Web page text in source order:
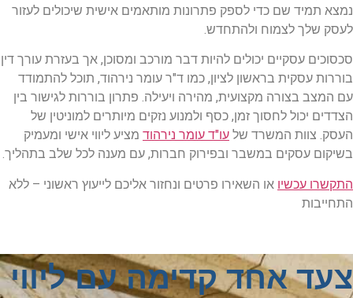
נמצא תמיד שם כדי לספק פתרונות מותאמים אישית שיכולים לעזור
לעסק שלך לצמוח ולהתחדש.
סכסוכים עסקיים יכולים להיות דבר מורכב ומסוכן, אך בעזרת עורך דין
בוררות עסקית בראשון לציון, כמו ד"ר עומר נירהוד, תוכל להתמודד
עם המצב בצורה מקצועית, מהירה ויעילה. פתרון בוררות לגישור בין
הצדדים יכול לחסוך זמן, כסף ולמנוע נזקים מיותרים למוניטין של
העסק. צוות המשרד של עו"ד עומר נירהוד מציע ליווי אישי ומעמיק
בשיקום עסקים במשבר ובפירוק חברות, עם מענה לכל שלב בתהליך.
התקשרו עכשיו או השאירו פרטים ונחזור אליכם לייעוץ ראשוני – ללא
התחייבות
צעד אחד קדימה עם ליווי